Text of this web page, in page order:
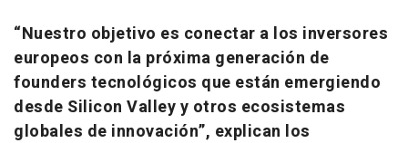
“Nuestro objetivo es conectar a los inversores
europeos con la próxima generación de
founders tecnológicos que están emergiendo
desde Silicon Valley y otros ecosistemas
globales de innovación”, explican los